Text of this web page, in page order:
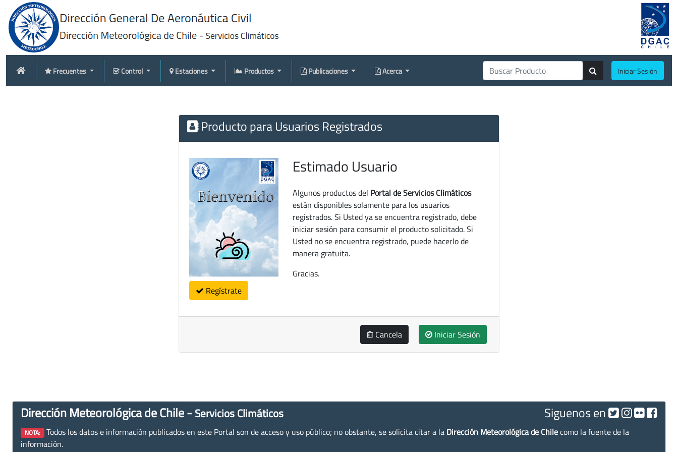
Frecuentes Control Estaciones Productos Publicaciones Acerca Iniciar Sesión
Producto para Usuarios Registrados
Regístrate
Estimado Usuario
Algunos productos del Portal de Servicios Climáticos
están disponibles solamente para los usuarios
registrados. Si Usted ya se encuentra registrado, debe
iniciar sesión para consumir el producto solicitado. Si
Usted no se encuentra registrado, puede hacerlo de
manera gratuita.
Gracias.
Cancela Iniciar Sesión
Dirección Meteorológica de Chile - Servicios Climáticos Siguenos en
NOTA: Todos los datos e información publicados en este Portal son de acceso y uso público; no obstante, se solicita citar a la Dirección Meteorológica de Chilecomo la fuente de la
información.